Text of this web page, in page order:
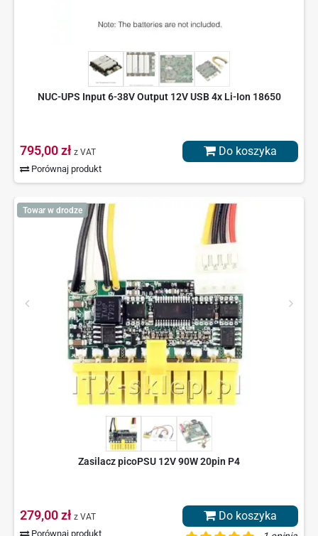
NUC-UPS Input 6-38V Output 12V USB 4x Li-Ion 18650
795,00 zł z VAT
Porównaj produkt
Do koszyka
Towar w drodze
Zasilacz picoPSU 12V 90W 20pin P4
279,00 zł z VAT
Porównaj produkt
Do koszyka